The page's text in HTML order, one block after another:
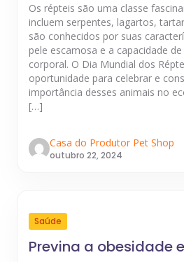
Os répteis são uma classe
incluem serpentes, lagartos,
são conhecidos por suas
pele escamosa e a capacidade
corporal. O Dia Mundial dos
oportunidade para celebrar e
importância desses animais no
[…]
Casa do Produtor Pet Shop
outubro 22, 2024
Saúde
Previna a obesidade